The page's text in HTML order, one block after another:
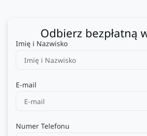
Odbierz bezpłatną
Imię i Nazwisko
E-mail
Numer Telefonu